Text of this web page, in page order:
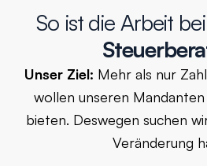
So ist die Arbeit bei
Unser Ziel: Mehr als nur
wollen unseren
bieten. Deswegen suchen
Veränderung